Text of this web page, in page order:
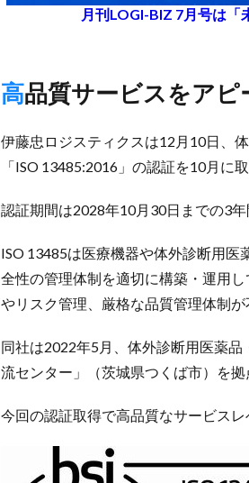
月刊LOGI-BIZ 7月号は「
高品質サービスをア
伊藤忠ロジスティクスは12月10日、
「ISO 13485:2016」の認証を10月に
認証期間は2028年10月30日までの3年
ISO 13485は医療機器や体外診断用
全性の管理体制を適切に構築・運用
やリスク管理、厳格な品質管理体制が
同社は2022年5月、体外診断用医薬
流センター」（茨城県つくば市）を拠
今回の認証取得で高品質なサービス